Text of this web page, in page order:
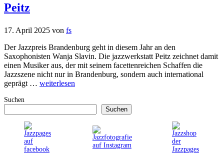
Peitz
17. April 2025 von fs
Der Jazzpreis Brandenburg geht in diesem Jahr an den
Saxophonisten Wanja Slavin. Die jazzwerkstatt Peitz zeichnet damit
einen Musiker aus, der mit seinem facettenreichen Schaffen die
Jazzszene nicht nur in Brandenburg, sondern auch international
geprägt … weiterlesen
Suchen
Suchen